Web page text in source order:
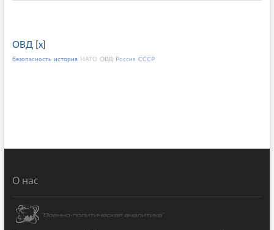
ОВД[ x]
безопасность история НАТО ОВД Россия СССР
О нас